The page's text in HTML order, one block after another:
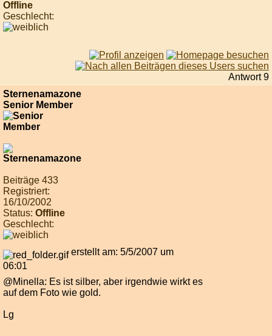
Offline
Geschlecht:
Antwort 9
Sternenamazone
Senior Member
Beiträge 433
Registriert:
16/10/2002
Status: Offline
Geschlecht:
erstellt am: 5/5/2007 um
06:01
@Minella: Es ist silber, aber irgendwie wirkt es
auf dem Foto wie gold.
Lg